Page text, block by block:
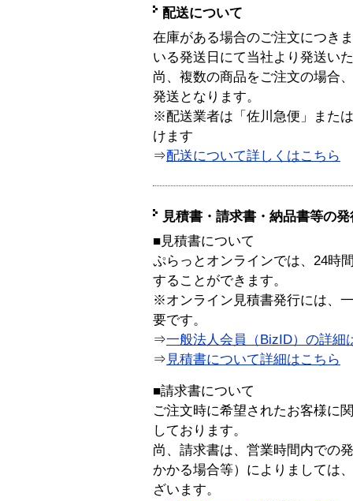
配送について
在庫がある場合のご注文につき
いる発送日にて当社より発送い
尚、複数の商品をご注文の場合
発送となります。
※配送業者は「佐川急便」また
けます
⇒配送について詳しくはこちら
見積書・請求書・納品書等の
■見積書について
ぷらっとオンラインでは、24時
することができます。
※オンライン見積書発行には、
要です。
⇒一般法人会員（BizID）の詳細
⇒ 見積書について詳細はこちら
■請求書について
ご注文時に希望されたお客様に
しております。
尚、請求書は、営業時間内での
かかる場合等）によりましては
ざいます。